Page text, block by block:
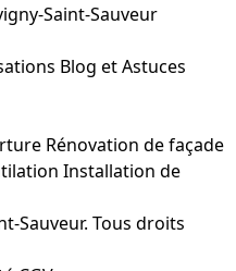
Saint-Sauveur
Blog et Astuces
Rénovation de façade
Installation de
Sauveur. Tous droits